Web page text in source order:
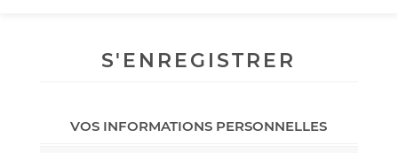
S'ENREGISTRER
VOS INFORMATIONS PERSONNELLES